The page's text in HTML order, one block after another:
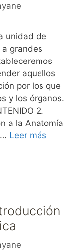
unidad de
a grandes
aquellos
por los que
y los órganos.
2.
a la Anatomía
Leer más